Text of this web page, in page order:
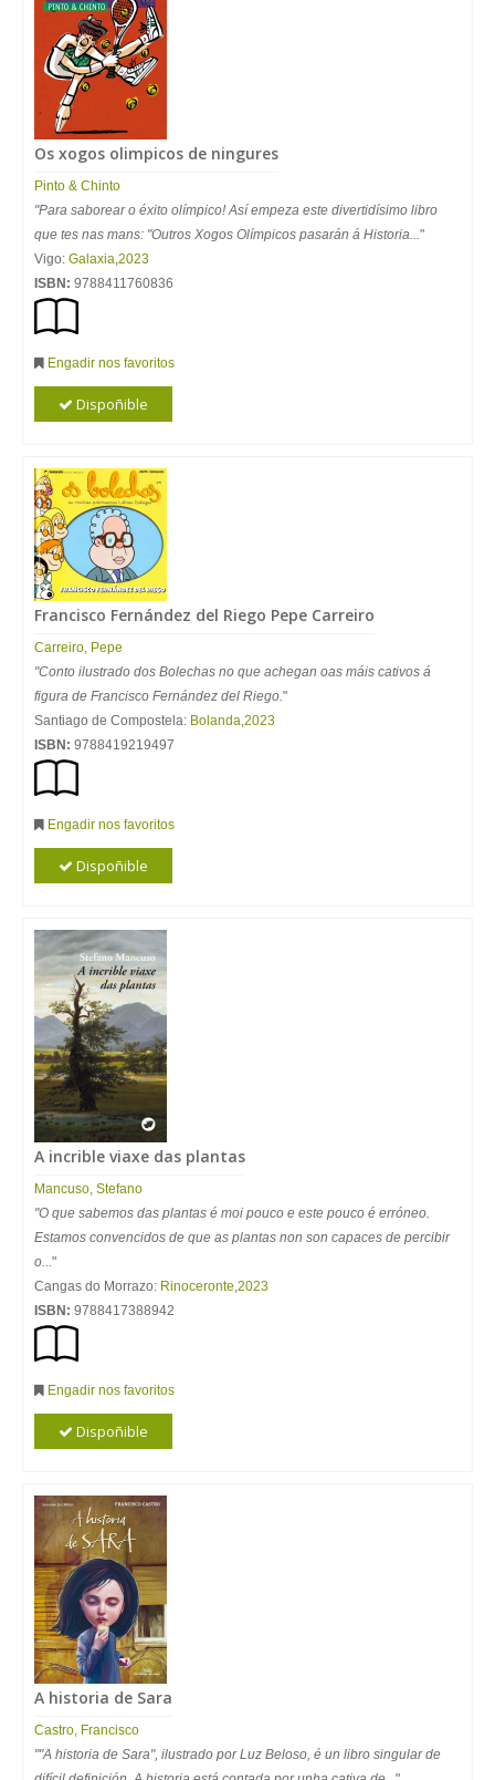
Os xogos olimpicos de ningures
Pinto & Chinto
"Para saborear o éxito olímpico! Así empeza este divertidísimo libro
que tes nas mans: "Outros Xogos Olímpicos pasarán á Historia..."
Vigo: Galaxia,2023
ISBN: 9788411760836
Engadir nos favoritos
Dispoñible
Francisco Fernández del Riego Pepe Carreiro
Carreiro, Pepe
"Conto ilustrado dos Bolechas no que achegan oas máis cativos á
figura de Francisco Fernández del Riego."
Santiago de Compostela: Bolanda,2023
ISBN: 9788419219497
Engadir nos favoritos
Dispoñible
A incrible viaxe das plantas
Mancuso, Stefano
"O que sabemos das plantas é moi pouco e este pouco é erróneo.
Estamos convencidos de que as plantas non son capaces de percibir
o..."
Cangas do Morrazo: Rinoceronte,2023
ISBN: 9788417388942
Engadir nos favoritos
Dispoñible
A historia de Sara
Castro, Francisco
""A historia de Sara", ilustrado por Luz Beloso, é un libro singular de